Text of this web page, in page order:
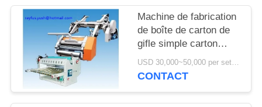
Machine de fabrication
de boîte de carton de
gifle simple carton
ondulé de 2 couches
USD 30,000~50,000 per set MOQ:1 ensemble
CONTACT